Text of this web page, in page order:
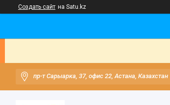
Создать сайт на Satu.kz
пр-т Сарыарка, 37, офис 22, Астана, Казахстан